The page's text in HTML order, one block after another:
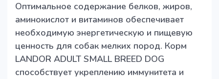
Оптимальное содержание белков, жиров,
аминокислот и витаминов обеспечивает
необходимую энергетическую и пищевую
ценность для собак мелких пород. Корм
LANDOR ADULT SMALL BREED DOG
способствует укреплению иммунитета и